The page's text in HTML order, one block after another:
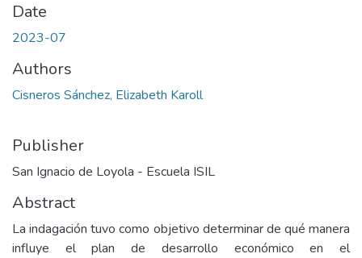
Date
2023-07
Authors
Cisneros Sánchez, Elizabeth Karoll
Publisher
San Ignacio de Loyola - Escuela ISIL
Abstract
La indagación tuvo como objetivo determinar de qué manera
influye el plan de desarrollo económico en el